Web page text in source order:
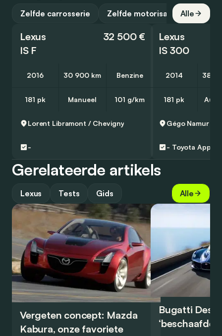
Zelfde carrosserie Zelfde motorisatie Alle
Lexus
IS F
32 500 €
2016 30 900 km Benzine
181 pk Manueel 101 g/km
Lorent Libramont / Chevigny
-
Lexus
IS 300
2014 38
181 pk
Gégo Namur
- Toyota
Gerelateerde artikels
Lexus Tests Gids Alle
Vergeten concept: Mazda
Kabura, onze favoriete
Bugatti
‘beschaafde’